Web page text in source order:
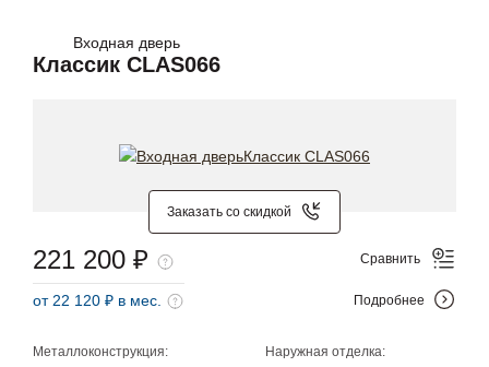
Входная дверь
Классик CLAS066
Заказать со скидкой
Металлоконструкция:
Наружная отделка:
221 200 ₽
от 22 120 ₽ в мес.
Сравнить
Подробнее